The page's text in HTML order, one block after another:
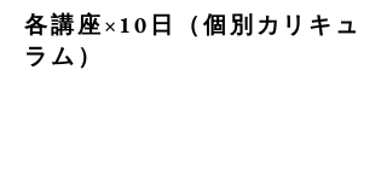
各講座×10日（個別カリキュ
ラム）